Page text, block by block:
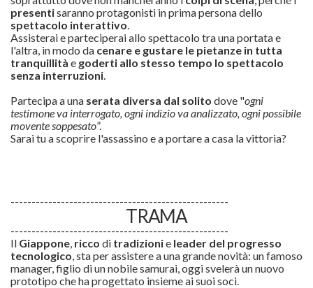
presentisaranno protagonisti in prima persona dello
spettacolo interattivo.
Assisterai e parteciperai allo spettacolo tra una portata e
l'altra, in modo da cenare e gustare le pietanze in tutta
tranquillità e goderti allo stesso tempo lo spettacolo
senza interruzioni.
Partecipa a una serata diversa dal solito dove "ogni
testimone va interrogato, ogni indizio va analizzato, ogni possibile
movente soppesato”.
Sarai tu a scoprire l'assassino e a portare a casa la vittoria?
----------------------------------------------------
TRAMA
----------------------------------------------------
Il Giappone, ricco di tradizionie leader del progresso
tecnologico, sta per assistere a una grande novità: un famoso
manager, figlio di un nobile samurai, oggi svelerà un nuovo
prototipo che ha progettato insieme ai suoi soci.